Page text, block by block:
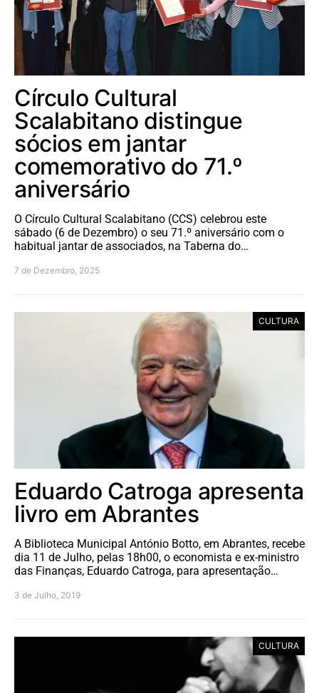
Círculo Cultural
Scalabitano distingue
sócios em jantar
comemorativo do 71.º
aniversário
O Círculo Cultural Scalabitano (CCS) celebrou este
sábado (6 de Dezembro) o seu 71.º aniversário com o
habitual jantar de associados, na Taberna do…
7 de Dezembro, 2025
CULTURA
Eduardo Catroga apresenta
livro em Abrantes
A Biblioteca Municipal António Botto, em Abrantes, recebe
dia 11 de Julho, pelas 18h00, o economista e ex-ministro
das Finanças, Eduardo Catroga, para apresentação…
3 de Julho, 2019
CULTURA